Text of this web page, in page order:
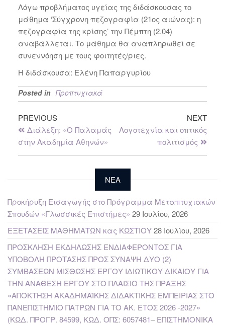
Λόγω προβλήματος υγείας της διδάσκουσας το
μάθημα ‘Σύγχρονη πεζογραφία (21ος αιώνας): η
πεζογραφία της κρίσης’ την Πέμπτη (2.04)
αναβάλλεται. Το μάθημα θα αναπληρωθεί σε
συνεννόηση με τους φοιτητές/ριες.
Η διδάσκουσα: Ελένη Παπαργυρίου
Posted in Προπτυχιακά
PREVIOUS
Διάλεξη: «Ο Παλαμάς
στην Ακαδημία Αθηνών»
NEXT
Λογοτεχνία και οπτικός
πολιτισμός
NEA
Προκήρυξη Εισαγωγής στο Πρόγραμμα Μεταπτυχιακών
Σπουδών «Γλωσσικές Επιστήμες» 29 Ιουλίου, 2026
ΕΞΕΤΑΣΕΙΣ ΜΑΘΗΜΑΤΩΝ κας ΚΩΣΤΙΟΥ28 Ιουλίου, 2026
ΠΡΟΣΚΛΗΣΗ ΕΚΔΗΛΩΣΗΣ ΕΝΔΙΑΦΕΡΟΝΤΟΣ ΓΙΑ
ΥΠΟΒΟΛΗ ΠΡΟΤΑΣΗΣ ΠΡΟΣ ΣΥΝΑΨΗ ΔΥΟ (2)
ΣΥΜΒΑΣΕΩΝ ΜΙΣΘΩΣΗΣ ΕΡΓΟΥ ΙΔΙΩΤΙΚΟΥ ΔΙΚΑΙΟΥ ΓΙΑ
ΤΗΝ ΑΝΑΘΕΣΗ ΕΡΓΟΥ ΣΤΟ ΠΛΑΙΣΙΟ ΤΗΣ ΠΡΑΞΗΣ
«ΑΠΟΚΤΗΣΗ ΑΚΑΔΗΜΑΪΚΗΣ ΔΙΔΑΚΤΙΚΗΣ ΕΜΠΕΙΡΙΑΣ ΣΤΟ
ΠΑΝΕΠΙΣΤΗΜΙΟ ΠΑΤΡΩΝ ΓΙΑ ΤΟ ΑΚ. ΕΤΟΣ 2026 -2027»
(ΚΩΔ. ΠΡΟΓΡ. 84599, ΚΩΔ. ΟΠΣ: 6057481– ΕΠΙΣΤΗΜΟΝΙΚΑ